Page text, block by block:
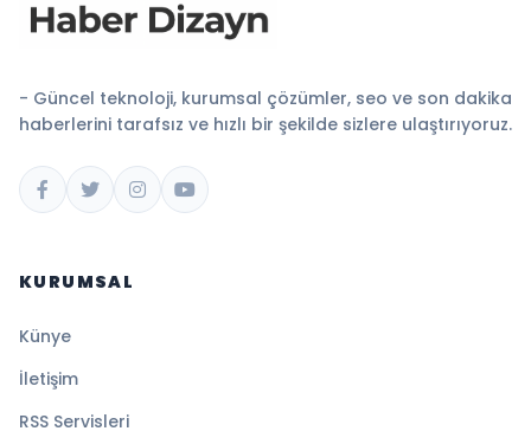
- Güncel teknoloji, kurumsal çözümler, seo ve son dakika
haberlerini tarafsız ve hızlı bir şekilde sizlere ulaştırıyoruz.
KURUMSAL
Künye
İletişim
RSS Servisleri